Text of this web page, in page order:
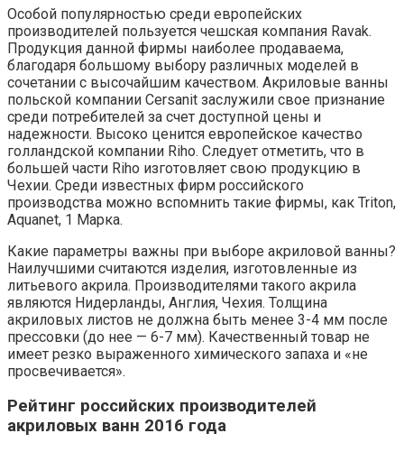
Особой популярностью среди европейских
производителей пользуется чешская компания Ravak.
Продукция данной фирмы наиболее продаваема,
благодаря большому выбору различных моделей в
сочетании с высочайшим качеством. Акриловые ванны
польской компании Сersanit заслужили свое признание
среди потребителей за счет доступной цены и
надежности. Высоко ценится европейское качество
голландской компании Riho. Следует отметить, что в
большей части Riho изготовляет свою продукцию в
Чехии. Среди известных фирм российского
производства можно вспомнить такие фирмы, как Triton,
Aquanet, 1 Марка.
Какие параметры важны при выборе акриловой ванны?
Наилучшими считаются изделия, изготовленные из
литьевого акрила. Производителями такого акрила
являются Нидерланды, Англия, Чехия. Толщина
акриловых листов не должна быть менее 3-4 мм после
прессовки (до нее — 6-7 мм). Качественный товар не
имеет резко выраженного химического запаха и «не
просвечивается».
Рейтинг российских производителей
акриловых ванн 2016 года